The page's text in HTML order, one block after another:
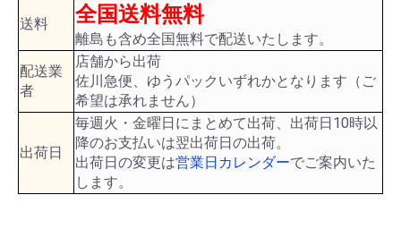
送料 全国送料無料
離島も含め全国無料で配送いたします。
配送業
者
店舗から出荷
佐川急便、ゆうパックいずれかとなります（ご
希望は承れません）
出荷日
毎週火・金曜日にまとめて出荷、出荷日10時以
降のお支払いは翌出荷日の出荷。
出荷日の変更は営業日カレンダーでご案内いた
します。